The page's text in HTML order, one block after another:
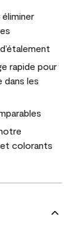
rapide pour
dans les
notre
colorants